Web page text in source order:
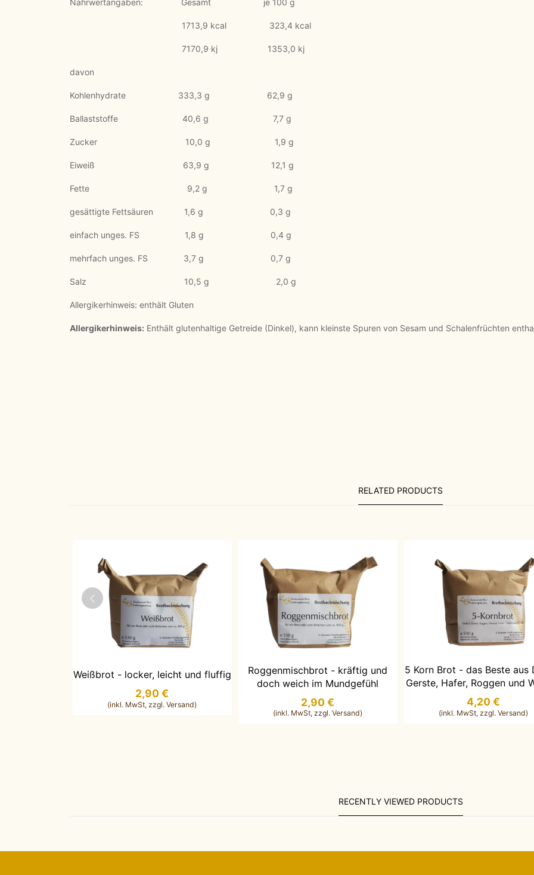
1713,9 kcal 323,4 kcal
7170,9 kj 1353,0 kj
davon
Kohlenhydrate 333,3 g 62,9 g
Ballaststoffe 40,6 g 7,7 g
Zucker 10,0 g 1,9 g
Eiweiß 63,9 g 12,1 g
Fette 9,2 g 1,7 g
gesättigte Fettsäuren 1,6 g 0,3 g
einfach unges. FS 1,8 g 0,4 g
mehrfach unges. FS 3,7 g 0,7 g
Salz 10,5 g 2,0 g
Allergikerhinweis: enthält Gluten
Allergikerhinweis: Enthält glutenhaltige Getreide (Dinkel), kann kleinste Spuren von Sesam und Schalenfrüchten
RELATED PRODUCTS
IN DEN WARENKORB LEGEN
Weißbrot - locker, leicht und fluffig
2,90 €
IN DEN WARENKORB LEGEN
Roggenmischbrot - kräftig und
doch weich im Mundgefühl
2,90 €
IN DEN WARENKORB
5 Korn Brot - das Beste aus
Gerste, Hafer, Roggen und
4,20 €
RECENTLY VIEWED PRODUCTS